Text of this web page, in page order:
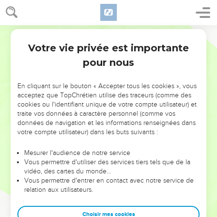
NE MANQUEZ PAS L’ÉVÉNEMENT
DE L’ANNÉE !
ET SI LEURS ERREURS POUVAIENT VOUS ÉVITER LES
VOTRES ?
leur foi ou leur vision. Mais on voit moins les doutes, les erreurs
et les saisons difficiles qu'ils ont traversés, alors même que ce
sont elles qui les ont façonnés.
Dans cette conférence, leaders, entrepreneurs, et responsables
clés pour avancer avec plus de sagesse afin que leurs erreurs
Votre vie privée est importante
pour nous
En cliquant sur le bouton « Accepter tous les cookies », vous
acceptez que TopChrétien utilise des traceurs (comme des
cookies ou l'identifiant unique de votre compte utilisateur) et
traite vos données à caractère personnel (comme vos
données de navigation et les informations renseignées dans
votre compte utilisateur) dans les buts suivants :
Mesurer l'audience de notre service
Vous permettre d'utiliser des services tiers tels que de la
vidéo, des cartes du monde…
Vous permettre d'entrer en contact avec notre service de
relation aux utilisateurs.
Choisir mes cookies